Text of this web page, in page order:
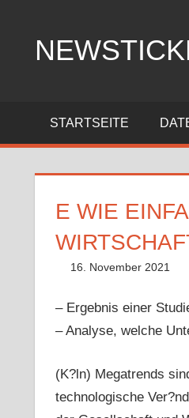
springen
STARTSEITE
E WIE
16. November 2021
– Ergebnis einer
– Analyse, welche
(K?ln) Megatrends
technologische